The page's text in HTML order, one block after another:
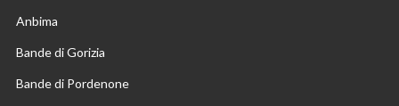
Anbima
Bande di Gorizia
Bande di Pordenone